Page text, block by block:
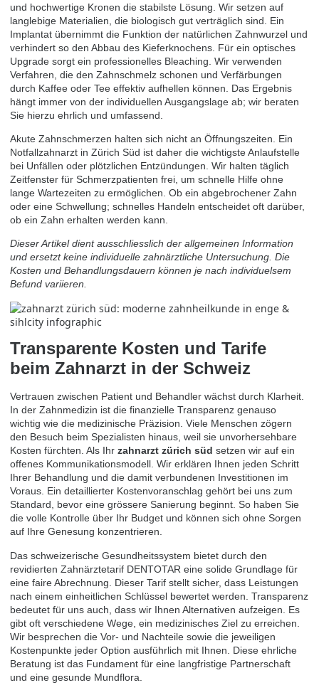
und hochwertige Kronen die stabilste Lösung. Wir setzen auf
langlebige Materialien, die biologisch gut verträglich sind. Ein
Implantat übernimmt die Funktion der natürlichen Zahnwurzel und
verhindert so den Abbau des Kieferknochens. Für ein optisches
Upgrade sorgt ein professionelles Bleaching. Wir verwenden
Verfahren, die den Zahnschmelz schonen und Verfärbungen
durch Kaffee oder Tee effektiv aufhellen können. Das Ergebnis
hängt immer von der individuellen Ausgangslage ab; wir beraten
Sie hierzu ehrlich und umfassend.
Akute Zahnschmerzen halten sich nicht an Öffnungszeiten. Ein
Notfallzahnarzt in Zürich Süd ist daher die wichtigste Anlaufstelle
bei Unfällen oder plötzlichen Entzündungen. Wir halten täglich
Zeitfenster für Schmerzpatienten frei, um schnelle Hilfe ohne
lange Wartezeiten zu ermöglichen. Ob ein abgebrochener Zahn
oder eine Schwellung; schnelles Handeln entscheidet oft darüber,
ob ein Zahn erhalten werden kann.
Dieser Artikel dient ausschliesslich der allgemeinen Information
und ersetzt keine individuelle zahnärztliche Untersuchung. Die
Kosten und Behandlungsdauern können je nach individuelsem
Befund variieren.
Transparente Kosten und Tarife
beim Zahnarzt in der Schweiz
Vertrauen zwischen Patient und Behandler wächst durch Klarheit.
In der Zahnmedizin ist die finanzielle Transparenz genauso
wichtig wie die medizinische Präzision. Viele Menschen zögern
den Besuch beim Spezialisten hinaus, weil sie unvorhersehbare
Kosten fürchten. Als Ihr zahnarzt zürich süd setzen wir auf ein
offenes Kommunikationsmodell. Wir erklären Ihnen jeden Schritt
Ihrer Behandlung und die damit verbundenen Investitionen im
Voraus. Ein detaillierter Kostenvoranschlag gehört bei uns zum
Standard, bevor eine grössere Sanierung beginnt. So haben Sie
die volle Kontrolle über Ihr Budget und können sich ohne Sorgen
auf Ihre Genesung konzentrieren.
Das schweizerische Gesundheitssystem bietet durch den
revidierten Zahnärztetarif DENTOTAR eine solide Grundlage für
eine faire Abrechnung. Dieser Tarif stellt sicher, dass Leistungen
nach einem einheitlichen Schlüssel bewertet werden. Transparenz
bedeutet für uns auch, dass wir Ihnen Alternativen aufzeigen. Es
gibt oft verschiedene Wege, ein medizinisches Ziel zu erreichen.
Wir besprechen die Vor- und Nachteile sowie die jeweiligen
Kostenpunkte jeder Option ausführlich mit Ihnen. Diese ehrliche
Beratung ist das Fundament für eine langfristige Partnerschaft
und eine gesunde Mundflora.